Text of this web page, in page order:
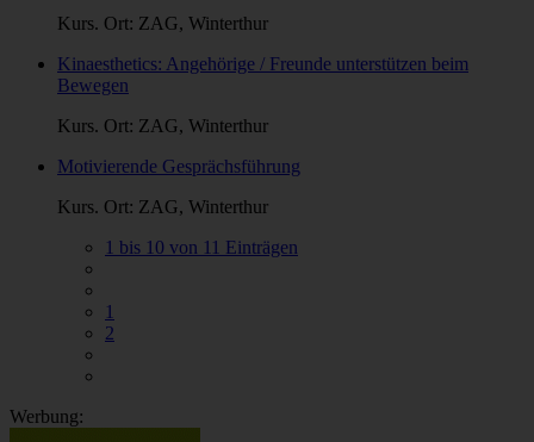
Kurs. Ort: ZAG, Winterthur
Kinaesthetics: Angehörige / Freunde unterstützen beim
Bewegen
Kurs. Ort: ZAG, Winterthur
Motivierende Gesprächsführung
Kurs. Ort: ZAG, Winterthur
1 bis 10 von 11 Einträgen
1
2
Werbung: